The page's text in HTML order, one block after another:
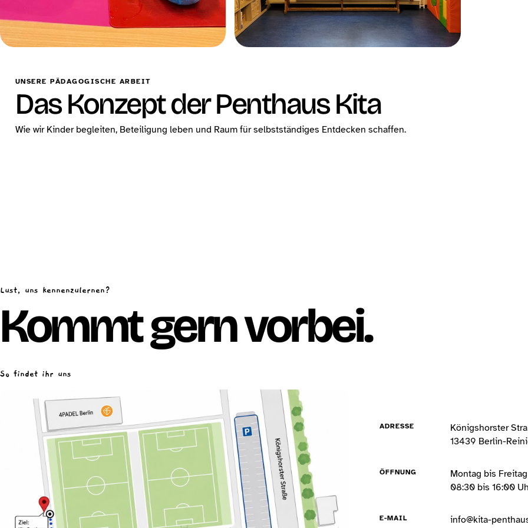
UNSERE PÄDAGOGISCHE ARBEIT
Das Konzept der Penthaus Kita
Wie wir Kinder begleiten, Beteiligung leben und Raum für selbstständiges Entdecken schaffen.
Lust, uns kennenzulernen?
Kommt gern vorbei.
So findet ihr uns
ADRESSE
Königshorster
13439 Berlin-
ÖFFNUNG
Montag bis Freitag
08:30 bis 16:00
E-MAIL info@kita-